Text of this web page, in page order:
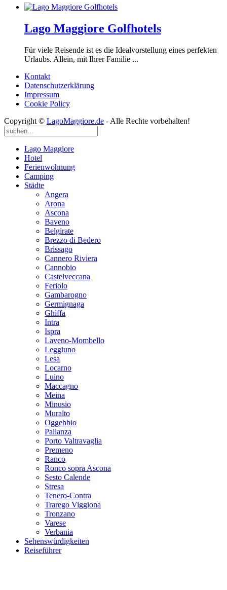
Lago Maggiore Golfhotels
Für viele Reisende ist es die Idealvorstellung eines perfekten
Urlaubs. Allein, mit Ihrer Familie ...
Kontakt
Datenschutzerklärung
Impressum
Cookie Policy
Copyright © LagoMaggiore.de - Alle Rechte vorbehalten!
Lago Maggiore
Hotel
Ferienwohnung
Camping
Städte
Angera
Arona
Ascona
Baveno
Belgirate
Brezzo di Bedero
Brissago
Cannero Riviera
Cannobio
Castelveccana
Feriolo
Gambarogno
Germignaga
Ghiffa
Intra
Ispra
Laveno-Mombello
Leggiuno
Lesa
Locarno
Luino
Maccagno
Meina
Minusio
Muralto
Oggebbio
Pallanza
Porto Valtravaglia
Premeno
Ranco
Ronco sopra Ascona
Sesto Calende
Stresa
Tenero-Contra
Trarego Viggiona
Tronzano
Varese
Verbania
Sehenswürdigkeiten
Reiseführer